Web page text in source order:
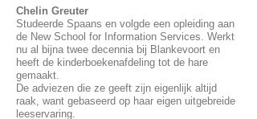
Chelin Greuter
Studeerde Spaans en volgde een opleiding aan
de New School for Information Services. Werkt
nu al bijna twee decennia bij Blankevoort en
heeft de kinderboekenafdeling tot de hare
gemaakt.
De adviezen die ze geeft zijn eigenlijk altijd
raak, want gebaseerd op haar eigen uitgebreide
leeservaring.